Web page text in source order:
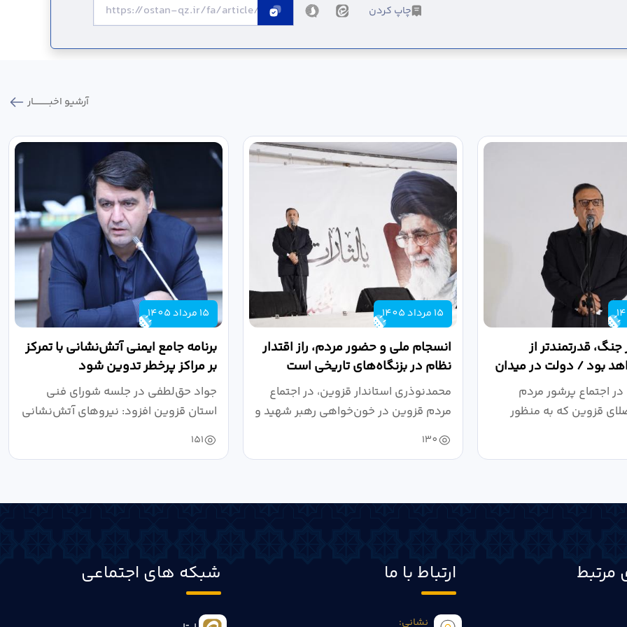
چاپ کردن
آرشیو اخبـــــــــــار
قدرتمندتر از
بود / دولت در میدان
اجتماع پرشور مردم
قزوین که به منظور
15 مرداد 1405
انسجام ملی و حضور مردم، راز اقتدار
نظام در بزنگاه‌های تاریخی است
محمدنوذری استاندار قزوین، در اجتماع
مردم قزوین در خون‌خواهی رهبر شهید و
حمایت...
130
15 مرداد 1405
برنامه جامع ایمنی آتش‌نشانی با تمرکز
بر مراکز پرخطر تدوین شود
جواد حق‌لطفی در جلسه شورای فنی
استان قزوین افزود: نیروهای آتش‌نشانی
طی سال...
151
مرتبط ارتباط با ما
نشانی:
شبکه های اجتماعی